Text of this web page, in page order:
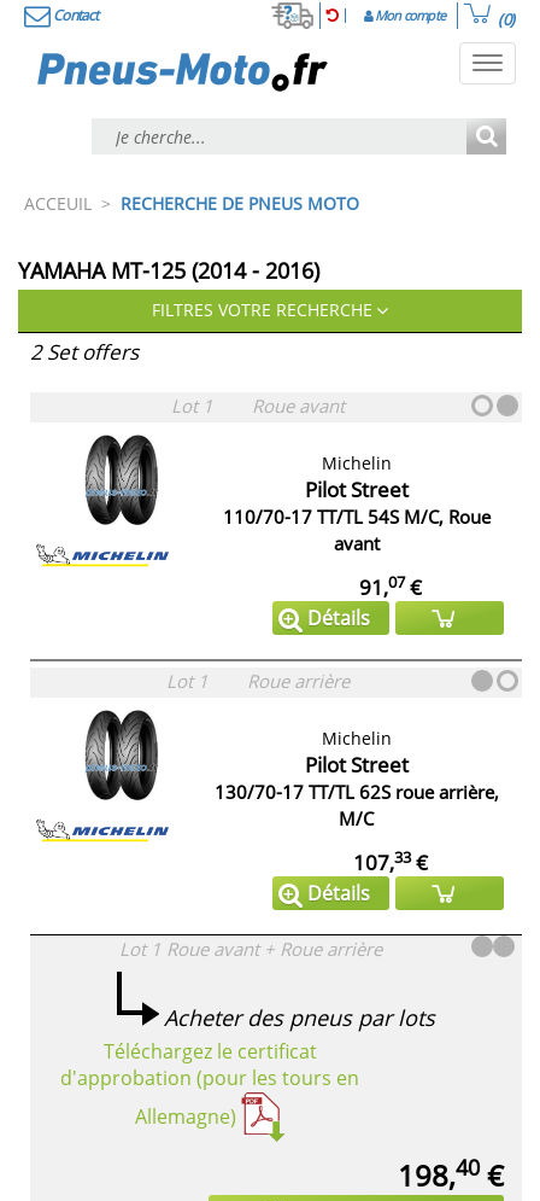
Contact Mon compte (0)
ACCEUIL > RECHERCHE DE PNEUS MOTO
YAMAHA MT-125 (2014 - 2016)
FILTRES VOTRE RECHERCHE
2 Set offers
Lot 1 Roue avant
Michelin
Pilot Street
110/70-17 TT/TL 54S M/C, Roue
avant
91,07€
Détails
Lot 1 Roue arrière
Michelin
Pilot Street
130/70-17 TT/TL 62S roue arrière,
M/C
107,33€
Détails
Lot 1 Roue avant + Roue arrière
Acheter des pneus par lots
Téléchargez le certificat
d'approbation (pour les tours en
Allemagne)
198,40€